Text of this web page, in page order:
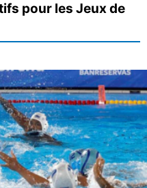
pour les Jeux de